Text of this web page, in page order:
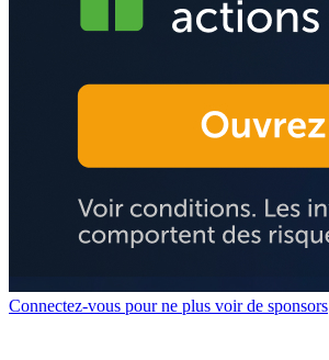
Connectez-vous pour ne plus voir de sponsors